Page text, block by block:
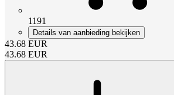
1191
Details van aanbieding bekijken
43.68 EUR
43.68 EUR